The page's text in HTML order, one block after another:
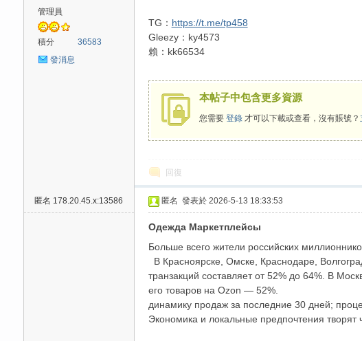
管理員
積分
36583
發消息
TG： https://t.me/tp458
Gleezy：ky4573
賴：kk66534
本帖子中包含更多資源
您需要 登錄才可以下載或查看，沒有賬號？
回復
匿名 178.20.45.x:13586 匿名 發表於 2026-5-13 18:33:53
Одежда Маркетплейсы
Больше всего жители российских
В Красноярске, Омске, Краснодаре,
транзакций составляет от 52% до 64%. В
его товаров на Ozon — 52%.
динамику продаж за последние 30 дней;
Экономика и локальные предпочтения